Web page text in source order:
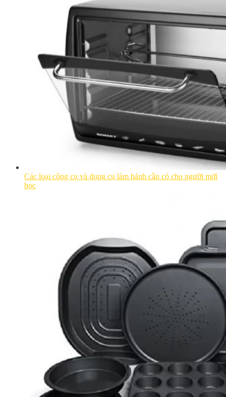
Các loại công cụ và dụng cụ làm bánh cần có cho người mới
học